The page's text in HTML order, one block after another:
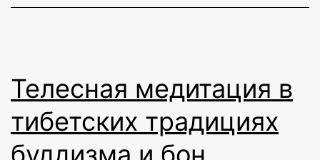
Телесная медитация в
тибетских традициях